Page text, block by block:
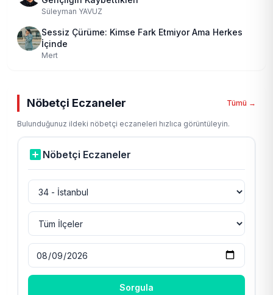
Süleyman YAVUZ
Sessiz Çürüme: Kimse Fark Etmiyor Ama Herkes
İçinde
Mert
Nöbetçi Eczaneler Tümü →
Bulunduğunuz ildeki nöbetçi eczaneleri hızlıca görüntüleyin.